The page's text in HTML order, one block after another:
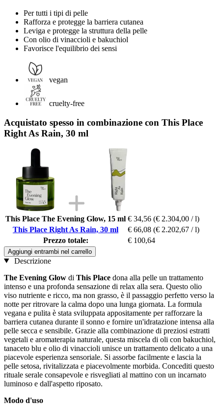
Per tutti i tipi di pelle
Rafforza e protegge la barriera cutanea
Leviga e protegge la struttura della pelle
Con olio di vinaccioli e bakuchiol
Favorisce l'equilibrio dei sensi
vegan
cruelty-free
Acquistato spesso in combinazione con This Place
Right As Rain, 30 ml
This Place The Evening Glow, 15 ml € 34,56 (€ 2.304,00 / l)
This Place Right As Rain, 30 ml
€ 66,08 (€ 2.202,67 / l)
Prezzo totale:
€ 100,64
Aggiungi entrambi nel carrello
Descrizione
The Evening Glow di This Place dona alla pelle un trattamento
intenso e una profonda sensazione di relax alla sera. Questo olio
viso nutriente e ricco, ma non grasso, è il passaggio perfetto verso la
notte per ritrovare la calma dopo una lunga giornata. La formula
vegana e pulita è stata sviluppata appositamente per rafforzare la
barriera cutanea durante il sonno e fornire un'idratazione intensa alla
pelle secca e sensibile. Grazie alla combinazione di preziosi estratti
vegetali e aromaterapia naturale, questa miscela di oli con bakuchiol,
tanaceto blu e olio di vinaccioli unisce un trattamento delicato a una
piacevole esperienza sensoriale. Si assorbe facilmente e lascia la
pelle setosa, rivitalizzata e piacevolmente morbida. Concediti questo
rituale serale consapevole e risvegliati al mattino con un incarnato
luminoso e dall'aspetto riposato.
Modo d'uso